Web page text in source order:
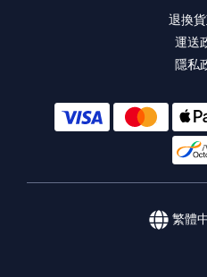
退換
運送
隱私
繁體